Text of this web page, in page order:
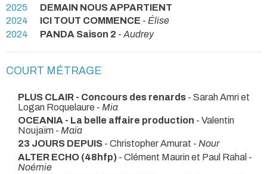
2025
DEMAIN NOUS APPARTIENT
2024
ICI TOUT COMMENCE - Élise
2024
PANDA Saison 2 - Audrey
COURT MÉTRAGE
PLUS CLAIR - Concours des renards - Sarah Amri et
Logan Roquelaure - Mia
OCEANIA - La belle affaire production - Valentin
Noujaïm - Maïa
23 JOURS DEPUIS - Christopher Amurat - Nour
ALTER ECHO (48hfp) - Clément Maurin et Paul Rahal -
Noémie